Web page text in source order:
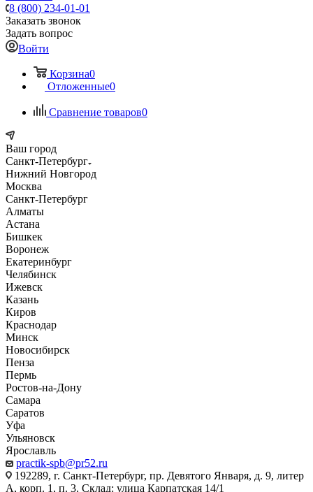
8 (800) 234-01-01
Заказать звонок
Задать вопрос
Войти
Корзина0
Отложенные0
Сравнение товаров0
Ваш город
Санкт-Петербург
Нижний Новгород
Москва
Санкт-Петербург
Алматы
Астана
Бишкек
Воронеж
Екатеринбург
Челябинск
Ижевск
Казань
Киров
Краснодар
Минск
Новосибирск
Пенза
Пермь
Ростов-на-Дону
Самара
Саратов
Уфа
Ульяновск
Ярославль
practik-spb@pr52.ru
192289, г. Санкт-Петербург, пр. Девятого Января, д. 9, литер
А, корп. 1, п. 3. Склад: улица Карпатская 14/1